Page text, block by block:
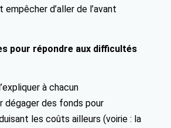
d’aller de l’avant
pour répondre aux difficultés
à chacun
dégager des fonds pour
les coûts ailleurs (voirie : la